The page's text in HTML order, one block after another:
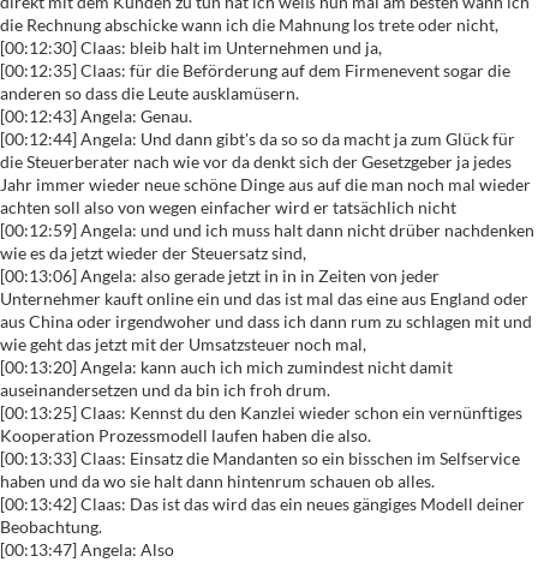
die Rechnung abschicke wann ich die Mahnung los trete oder nicht,
[00:12:30] Claas: bleib halt im Unternehmen und ja,
[00:12:35] Claas: für die Beförderung auf dem Firmenevent sogar die
anderen so dass die Leute ausklamüsern.
[00:12:43] Angela: Genau.
[00:12:44] Angela: Und dann gibt's da so so da macht ja zum Glück für
die Steuerberater nach wie vor da denkt sich der Gesetzgeber ja jedes
Jahr immer wieder neue schöne Dinge aus auf die man noch mal wieder
achten soll also von wegen einfacher wird er tatsächlich nicht
[00:12:59] Angela: und und ich muss halt dann nicht drüber nachdenken
wie es da jetzt wieder der Steuersatz sind,
[00:13:06] Angela: also gerade jetzt in in in Zeiten von jeder
Unternehmer kauft online ein und das ist mal das eine aus England oder
aus China oder irgendwoher und dass ich dann rum zu schlagen mit und
wie geht das jetzt mit der Umsatzsteuer noch mal,
[00:13:20] Angela: kann auch ich mich zumindest nicht damit
auseinandersetzen und da bin ich froh drum.
[00:13:25] Claas: Kennst du den Kanzlei wieder schon ein vernünftiges
Kooperation Prozessmodell laufen haben die also.
[00:13:33] Claas: Einsatz die Mandanten so ein bisschen im Selfservice
haben und da wo sie halt dann hintenrum schauen ob alles.
[00:13:42] Claas: Das ist das wird das ein neues gängiges Modell deiner
Beobachtung.
[00:13:47] Angela: Also